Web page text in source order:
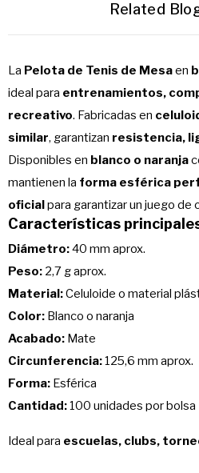
Related
La Pelota de Tenis de Mesaen
ideal para entrenamientos,
recreativo. Fabricadas en
similar, garantizan resistencia,
Disponibles en blanco o naranja
mantienen la forma esférica
oficialpara garantizar un juego de
Características
Diámetro:40 mm aprox.
Peso: 2,7 g aprox.
Material:Celuloide o material
Color: Blanco o naranja
Acabado: Mate
Circunferencia:125,6 mm aprox.
Forma: Esférica
Cantidad:100 unidades por bolsa
Ideal para escuelas, clubs,